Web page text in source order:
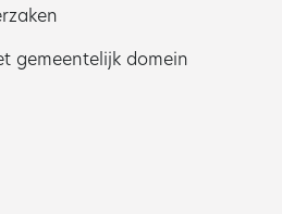
gemeentelijk domein